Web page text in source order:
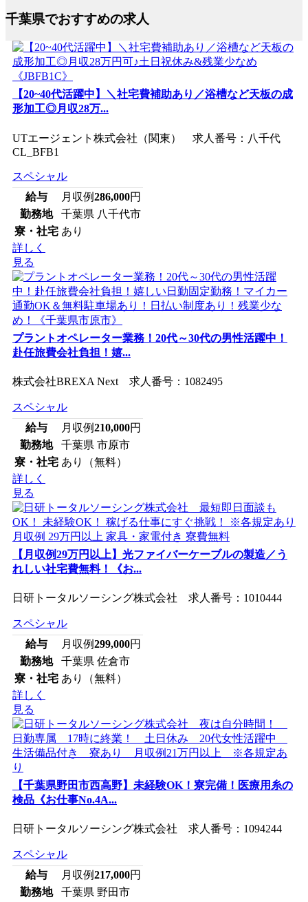
千葉県でおすすめの求人
【20~40代活躍中】＼社宅費補助あり／浴槽など天板の成
形加工◎月収28万...
UTエージェント株式会社（関東） 求人番号：八千代
CL_BFB1
スペシャル
給与
月収例286,000円
勤務地
千葉県 八千代市
寮・社宅 あり
詳しく
見る
プラントオペレーター業務！20代～30代の男性活躍中！
赴任旅費会社負担！嬉...
株式会社BREXA Next 求人番号：1082495
スペシャル
給与
月収例210,000円
勤務地
千葉県 市原市
寮・社宅 あり（無料）
詳しく
見る
【月収例29万円以上】光ファイバーケーブルの製造／う
れしい社宅費無料！《お...
日研トータルソーシング株式会社 求人番号：1010444
スペシャル
給与
月収例299,000円
勤務地
千葉県 佐倉市
寮・社宅 あり（無料）
詳しく
見る
【千葉県野田市西高野】未経験OK！寮完備！医療用糸の
検品《お仕事No.4A...
日研トータルソーシング株式会社 求人番号：1094244
スペシャル
給与
月収例217,000円
勤務地
千葉県 野田市